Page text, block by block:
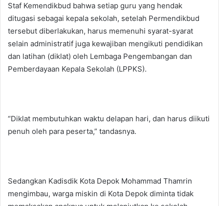
Staf Kemendikbud bahwa setiap guru yang hendak
ditugasi sebagai kepala sekolah, setelah Permendikbud
tersebut diberlakukan, harus memenuhi syarat-syarat
selain administratif juga kewajiban mengikuti pendidikan
dan latihan (diklat) oleh Lembaga Pengembangan dan
Pemberdayaan Kepala Sekolah (LPPKS).
“Diklat membutuhkan waktu delapan hari, dan harus diikuti
penuh oleh para peserta,” tandasnya.
Sedangkan Kadisdik Kota Depok Mohammad Thamrin
mengimbau, warga miskin di Kota Depok diminta tidak